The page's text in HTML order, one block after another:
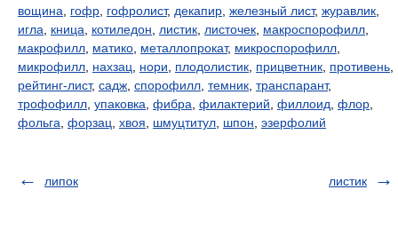
вощина
гофр гофролист, декапир железный лист, журавлик
игла
кница котиледон листик листочек макроспорофилл
макрофилл матико металлопрокат, микроспорофилл
микрофилл нахзац нори плодолистик прицветник противень
рейтинг-лист, садж спорофилл темник транспарант,
трофофилл упаковка фибра филактерий филлоид флор
фольга форзац хвоя шмуцтитул шпон эзерфолий
липок листик